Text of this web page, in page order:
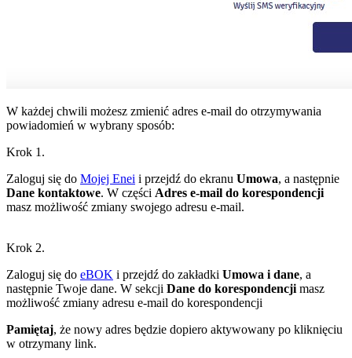
W każdej chwili możesz zmienić adres e-mail do otrzymywania
powiadomień w wybrany sposób:
Krok 1.
Zaloguj się do Mojej Enei i przejdź do ekranu Umowa, a następnie
Dane kontaktowe. W części Adres e-mail do korespondencji
masz możliwość zmiany swojego adresu e-mail.
Krok 2.
Zaloguj się do eBOK i przejdź do zakładki Umowa i dane, a
następnie Twoje dane. W sekcji Dane do korespondencji masz
możliwość zmiany adresu e-mail do korespondencji
Pamiętaj, że nowy adres będzie dopiero aktywowany po kliknięciu
w otrzymany link.